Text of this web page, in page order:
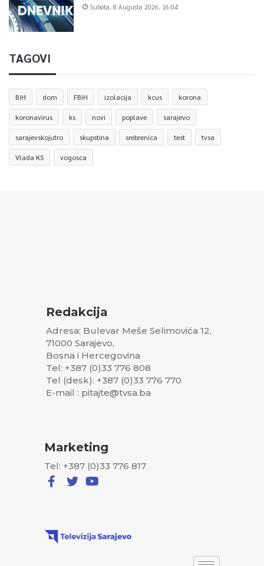
Subota, 8 Augusta 2026, 16:04
TAGOVI
BiH dom FBiH izolacija kcus korona
koronavirus ks novi poplave sarajevo
sarajevskojutro skupstina srebrenica test tvsa
Vlada KS vogosca
Redakcija
Adresa: Bulevar Meše Selimovića 12,
71000 Sarajevo,
Bosna i Hercegovina
Tel: +387 (0)33 776 808
Tel (desk): +387 (0)33 776 770
E-mail : pitajte@tvsa.ba
Marketing
Tel: +387 (0)33 776 817